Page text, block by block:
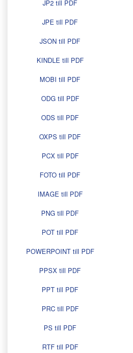
JP2 till PDF
JPE till PDF
JSON till PDF
KINDLE till PDF
MOBI till PDF
ODG till PDF
ODS till PDF
OXPS till PDF
PCX till PDF
FOTO till PDF
IMAGE till PDF
PNG till PDF
POT till PDF
POWERPOINT till PDF
PPSX till PDF
PPT till PDF
PRC till PDF
PS till PDF
RTF till PDF